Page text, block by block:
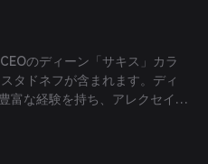
、標準化されたAPIエンドポイ
関する詳細な洞察を提供しま
のディーン「サキス」カラ
タドネフが含まれます。ディ
富な経験を持ち、アレクセイは
る深い技術的専門知識を提供し